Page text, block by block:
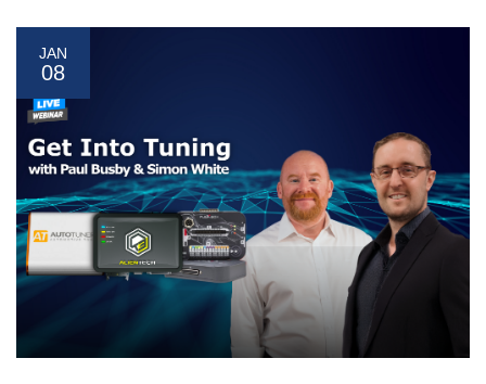
JAN
08